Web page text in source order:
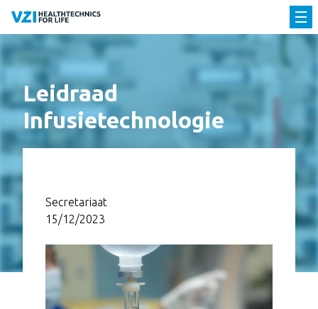
Leidraad
Infusietechnologie
Secretariaat
15/12/2023